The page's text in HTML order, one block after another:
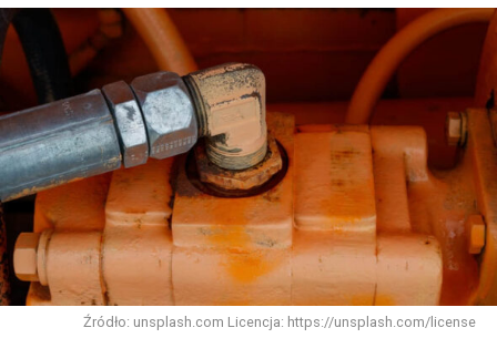
Źródło: unsplash.com Licencja: https://unsplash.com/license